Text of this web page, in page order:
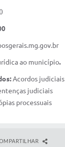
ao município.
Acordos judiciais
judiciais